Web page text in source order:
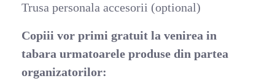
Trusa personala accesorii (optional)
Copiii vor primi gratuit la venirea in
tabara urmatoarele produse din partea
organizatorilor: